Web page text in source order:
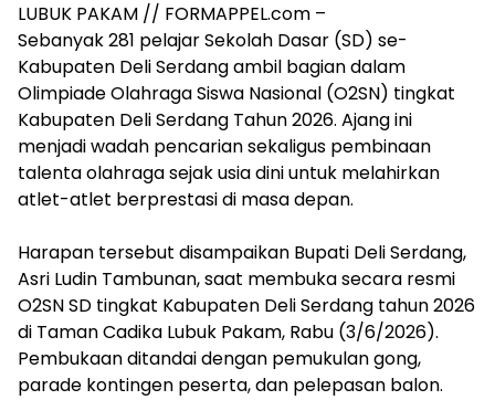
LUBUK PAKAM // FORMAPPEL.com –
Sebanyak 281 pelajar Sekolah Dasar (SD) se-
Kabupaten Deli Serdang ambil bagian dalam
Olimpiade Olahraga Siswa Nasional (O2SN) tingkat
Kabupaten Deli Serdang Tahun 2026. Ajang ini
menjadi wadah pencarian sekaligus pembinaan
talenta olahraga sejak usia dini untuk melahirkan
atlet-atlet berprestasi di masa depan.
‎Harapan tersebut disampaikan Bupati Deli Serdang,
Asri Ludin Tambunan, saat membuka secara resmi
O2SN SD tingkat Kabupaten Deli Serdang tahun 2026
di Taman Cadika Lubuk Pakam, Rabu (3/6/2026).
Pembukaan ditandai dengan pemukulan gong,
parade kontingen peserta, dan pelepasan balon.